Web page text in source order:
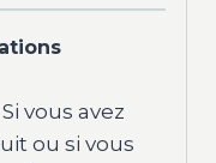
vous avez
ou si vous